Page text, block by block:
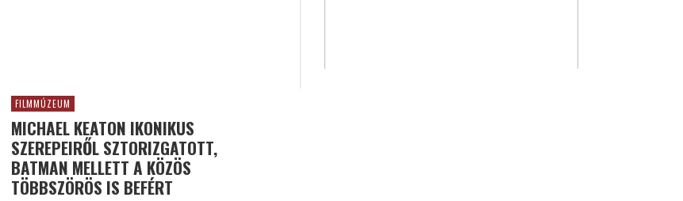
FILMMÚZEUM
MICHAEL KEATON IKONIKUS
SZEREPEIRŐL SZTORIZGATOTT,
BATMAN MELLETT A KÖZÖS
TÖBBSZÖRÖS IS BEFÉRT